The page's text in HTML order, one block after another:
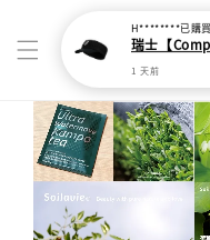
H********已購
1 天前